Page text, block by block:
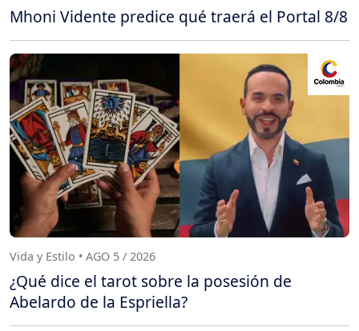
Mhoni Vidente predice qué traerá el Portal 8/8
Vida y Estilo • AGO 5 / 2026
¿Qué dice el tarot sobre la posesión de
Abelardo de la Espriella?